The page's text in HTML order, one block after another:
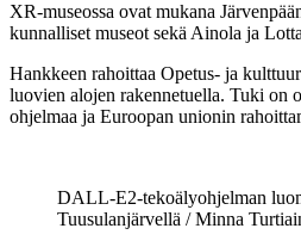
XR-museossa ovat mukana
kunnalliset museot sekä Ainola ja
Hankkeen rahoittaa Opetus- ja
luovien alojen rakennetuella. Tuki on
ohjelmaa ja Euroopan unionin
DALL-E2-tekoälyohjelman
Tuusulanjärvellä / Minna